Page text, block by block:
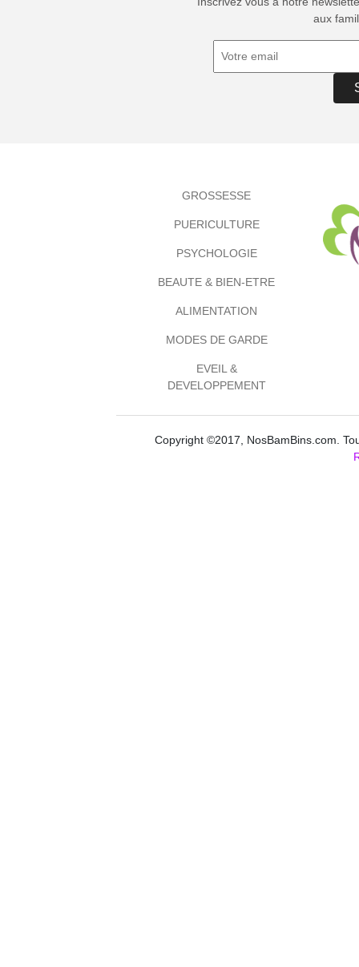
aux
GROSSESSE
PUERICULTURE
PSYCHOLOGIE
BEAUTE & BIEN-ETRE
ALIMENTATION
MODES DE GARDE
EVEIL &
DEVELOPPEMENT
Copyright ©2017, NosBamBins.com.